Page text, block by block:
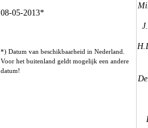
08-05-2013*
*) Datum van beschikbaarheid in Nederland.
Voor het buitenland geldt mogelijk een andere
datum!